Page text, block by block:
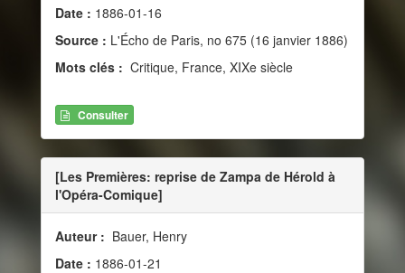
Date : 1886-01-16
Source : L'Écho de Paris, no 675 (16 janvier 1886)
Mots clés : Critique, France, XIXe siècle
Consulter
[Les Premières: reprise de Zampa de Hérold à
l'Opéra-Comique]
Auteur : Bauer, Henry
Date : 1886-01-21